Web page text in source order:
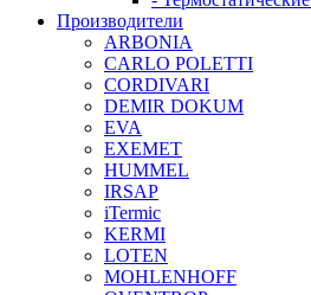
Производители
ARBONIA
CARLO POLETTI
CORDIVARI
DEMIR DOKUM
EVA
EXEMET
HUMMEL
IRSAP
iTermic
KERMI
LOTEN
MOHLENHOFF